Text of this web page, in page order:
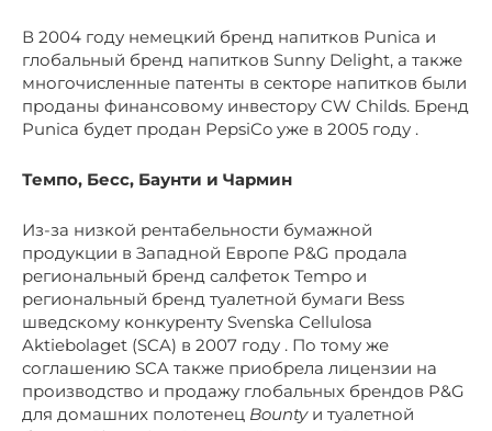
В 2004 году немецкий бренд напитков Punica и
глобальный бренд напитков Sunny Delight, а также
многочисленные патенты в секторе напитков были
проданы финансовому инвестору CW Childs. Бренд
Punica будет продан PepsiCo уже в 2005 году .
Темпо, Бесс, Баунти и Чармин
Из-за низкой рентабельности бумажной
продукции в Западной Европе P&G продала
региональный бренд салфеток Tempo и
региональный бренд туалетной бумаги Bess
шведскому конкуренту Svenska Cellulosa
Aktiebolaget (SCA) в 2007 году . По тому же
соглашению SCA также приобрела лицензии на
производство и продажу глобальных брендов P&G
для домашних полотенец Bountyи туалетной